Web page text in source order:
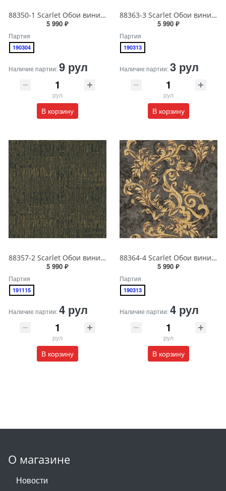
88350-1 Scarlet Обои виниловые на бумажной основе 1.06*15.6
5 990 ₽
Партия
190304
Наличие партии:9 рул
рул
В корзину
88363-3 Scarlet Обои виниловые на бумажной основе 1.06*15.6
5 990 ₽
Партия
190313
Наличие партии:3 рул
рул
В корзину
88357-2 Scarlet Обои виниловые на бумажной основе 1.06*15.6
5 990 ₽
Партия
191115
Наличие партии:4 рул
рул
В корзину
88364-4 Scarlet Обои виниловые на бумажной основе 1.06*15.6
5 990 ₽
Партия
190313
Наличие партии:4 рул
рул
В корзину
О магазине
Новости